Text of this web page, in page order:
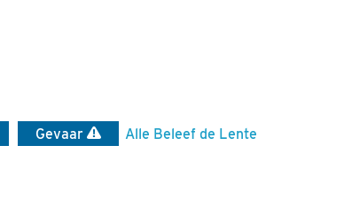
Gevaar
Alle Beleef de Lente